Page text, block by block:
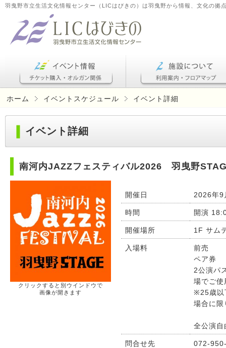
羽曳野市立生活文化情報センター（LICはびきの）は羽曳野から情報、文化の拠
ホーム イベントスケジュール イベント詳細
イベント詳細
南河内JAZZフェスティバル2026 羽曳野
クリックすると別ウインドウで
画像が開きます
開催日 2026年9
時間 開演
開催場所 1F サム
入場料
前売
ペア券
2公演パ
場でご使
※25歳以
場合に限
全公演自
問合せ先 072-